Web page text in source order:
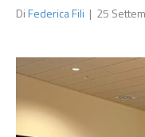
DiFederica Fili | 25